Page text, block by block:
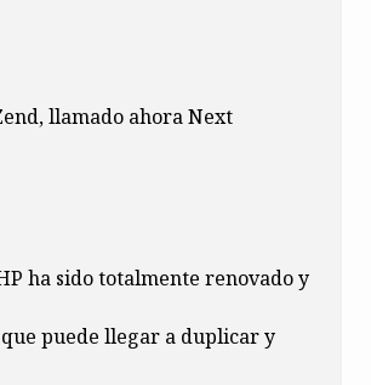
llamado ahora Next
ha sido totalmente renovado y
puede llegar a duplicar y